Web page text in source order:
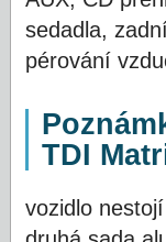
sedadla,
pérování
TDI
vozidlo